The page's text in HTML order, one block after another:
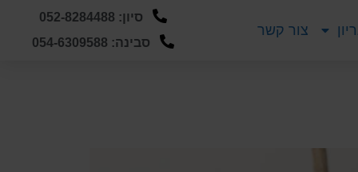
צור קשר
סיון: 052-8284488
סבינה: 054-6309588